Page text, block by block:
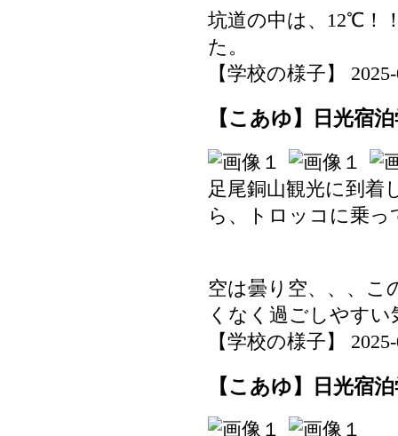
坑道の中は、12℃！
た。
【学校の様子】
【こあゆ】日光宿
足尾銅山観光に到着
ら、トロッコに乗
空は曇り空、、、こ
くなく過ごしやすい
【学校の様子】
【こあゆ】日光宿